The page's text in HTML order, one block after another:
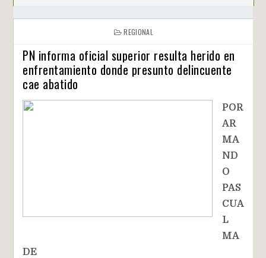
REGIONAL
PN informa oficial superior resulta herido en
enfrentamiento donde presunto delincuente
cae abatido
POR
AR
MA
ND
O
PAS
CUA
L
MA
DE